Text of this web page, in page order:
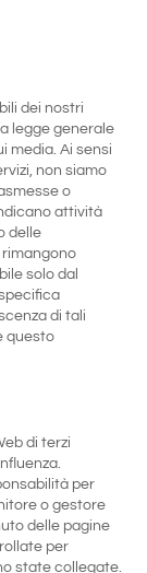
dei nostri
legge generale
media. Ai sensi
non siamo
o
attività
delle
rimangono
solo dal
di tali
questo
di terzi
per
o gestore
delle pagine
per
state collegate.